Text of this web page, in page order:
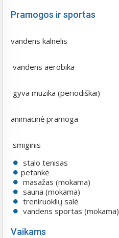
Pramogos ir sportas
vandens kalnelis
vandens aerobika
gyva muzika (periodiškai)
animacinė pramoga
smiginis
stalo tenisas
petankė
masažas (mokama)
sauna (mokama)
treniruoklių salė
​ vandens sportas (mokama)
Vaikams